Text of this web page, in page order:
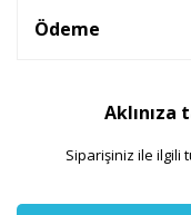
Ödeme
Aklınıza
Siparişiniz ile ilgili